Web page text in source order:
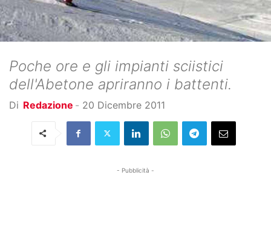
Poche ore e gli impianti sciistici
dell'Abetone apriranno i battenti.
Di Redazione - 20 Dicembre 2011
- Pubblicità -